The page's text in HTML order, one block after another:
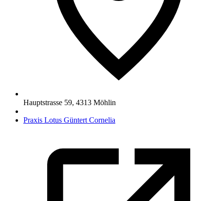
Hauptstrasse 59, 4313 Möhlin
Praxis Lotus Güntert Cornelia